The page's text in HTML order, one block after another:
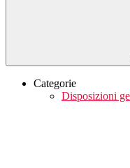
Categorie
Disposizioni